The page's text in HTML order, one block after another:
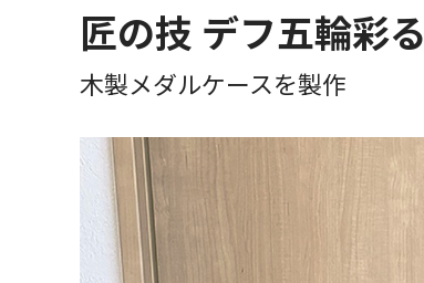
匠の技 デフ五輪彩る
木製メダルケースを製作